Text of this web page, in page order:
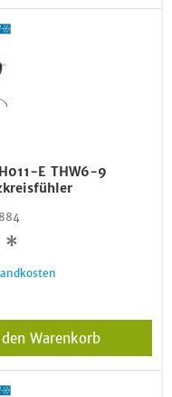
E THW6-9
*
Warenkorb